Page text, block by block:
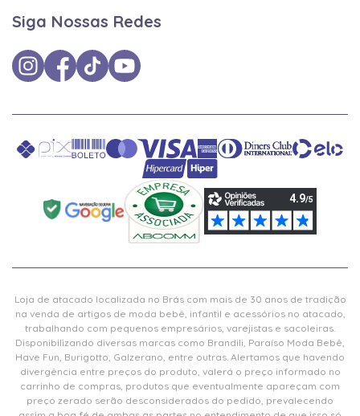
Siga Nossas Redes
Loja de atacado localizada no Brás com mais de 30 anos de tradição
na venda de artigos de moda bebê, infantil e acessórios no atacado,
trabalhando com pequenos empresários, varejistas e sacoleiras.
Disponibilizando diversas marcas como Brandili, Paraíso Moda Bebê,
Have Fun, Burigotto, Galzerano, entre outras. Alertamos que havendo
divergência entre preços do produto, valerá o preço informado no
carrinho de compras, produtos que eventualmente apareçam com
preço zerado serão desconsiderados do pedido, prevalecendo